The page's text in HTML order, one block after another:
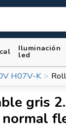
Iluminación
led
H07V-K
gris
normal